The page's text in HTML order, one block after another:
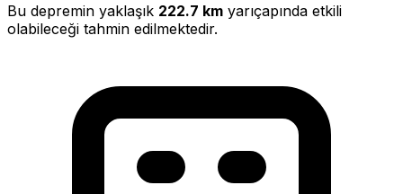
Bu depremin yaklaşık 222.7 km yarıçapında etkili
olabileceği tahmin edilmektedir.